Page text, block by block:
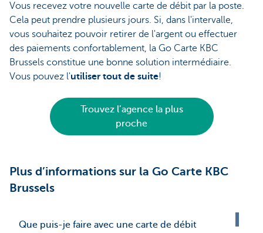
Vous recevez votre nouvelle carte de débit par la poste.
Cela peut prendre plusieurs jours. Si, dans l'intervalle,
vous souhaitez pouvoir retirer de l'argent ou effectuer
des paiements confortablement, la Go Carte KBC
Brussels constitue une bonne solution intermédiaire.
Vous pouvez l'utiliser tout de suite!
Trouvez l’agence la plus
proche
Plus d’informations sur la Go Carte KBC
Brussels
Que puis-je faire avec une carte de débit